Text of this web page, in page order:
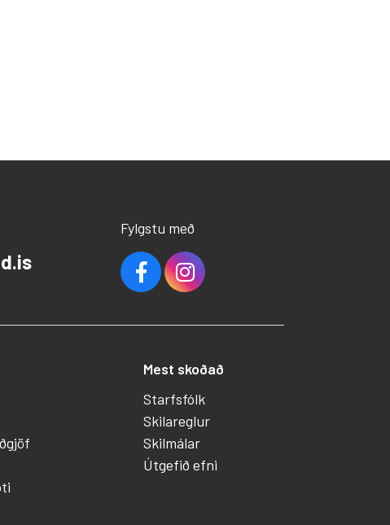
Fylgstu með
Mest skoðað
Starfsfólk
Skilareglur
Skilmálar
Útgefið efni